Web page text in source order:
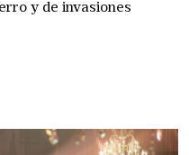
y de invasiones